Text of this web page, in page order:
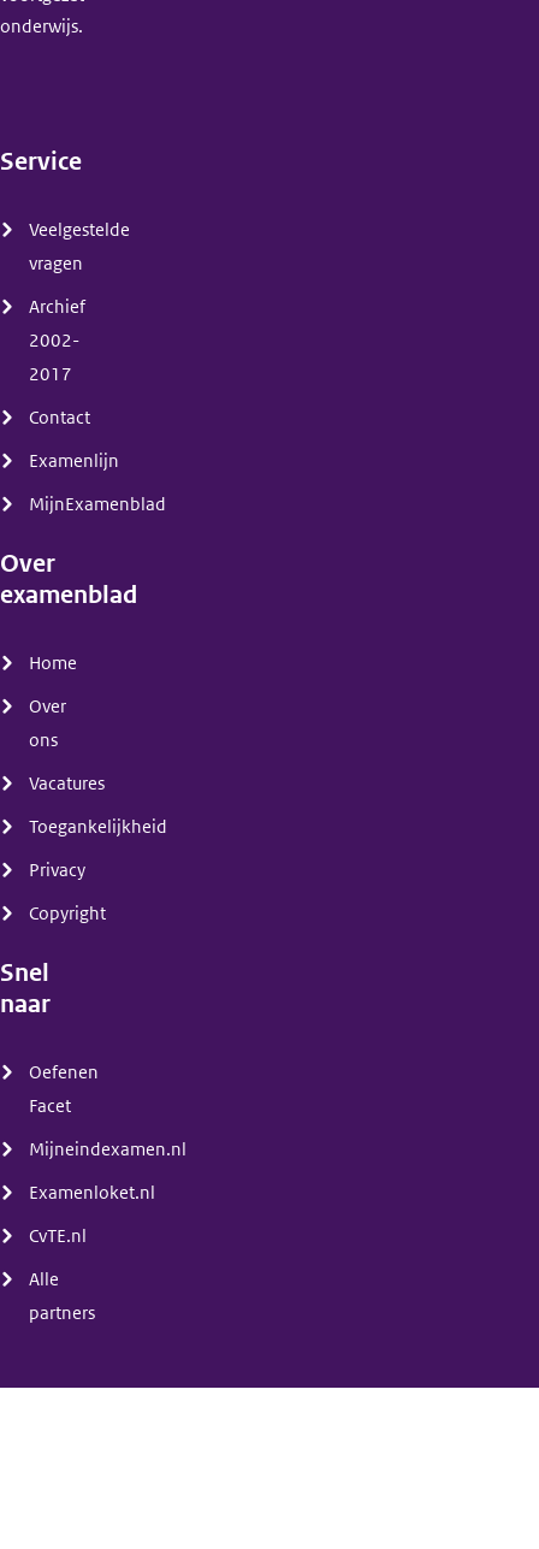
onderwijs.
Service
Veelgestelde
vragen
Archief
2002-
2017
Contact
Examenlijn
MijnExamenblad
Over
examenblad
Home
Over
ons
Vacatures
Toegankelijkheid
Privacy
Copyright
Snel
naar
Oefenen
Facet
Mijneindexamen.nl
Examenloket.nl
CvTE.nl
Alle
partners